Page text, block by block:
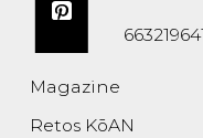
Magazine
Retos KōAN